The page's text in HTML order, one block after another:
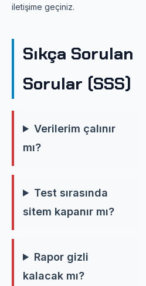
iletişime geçiniz.
Sıkça Sorulan
Sorular (SSS)
Verilerim çalınır
mı?
Test sırasında
sitem kapanır mı?
Rapor gizli
kalacak mı?